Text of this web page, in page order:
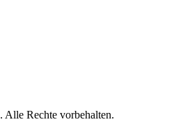
. Alle Rechte vorbehalten.